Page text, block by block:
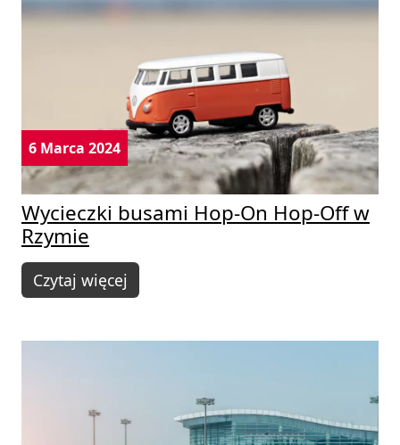
6 Marca 2024
Wycieczki busami Hop-On Hop-Off w
Rzymie
Czytaj więcej